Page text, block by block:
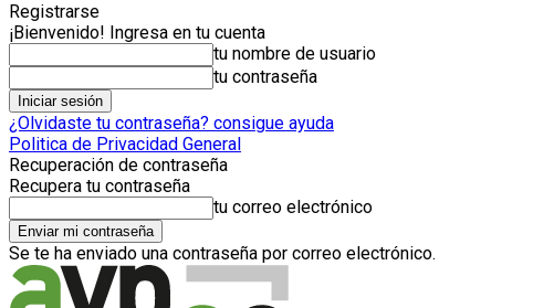
Registrarse
¡Bienvenido! Ingresa en tu cuenta
tu nombre de usuario
tu contraseña
¿Olvidaste tu contraseña? consigue ayuda
Politica de Privacidad General
Recuperación de contraseña
Recupera tu contraseña
tu correo electrónico
Se te ha enviado una contraseña por correo electrónico.